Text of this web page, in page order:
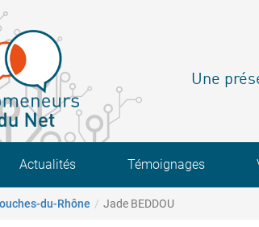
Une
Actualités Témoignages
du-Rhône Jade BEDDOU